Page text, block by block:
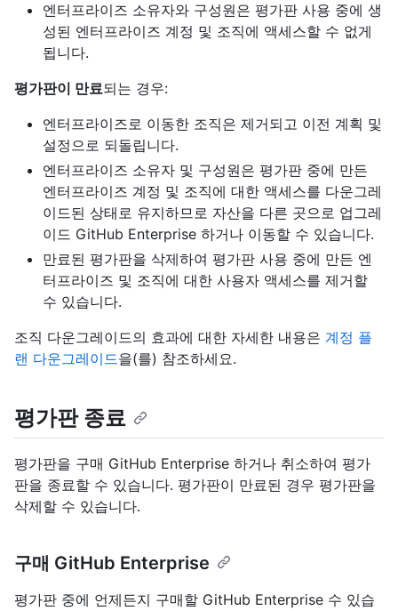
엔터프라이즈 소유자와 구성원은 평가판 사용 중에 생
성된 엔터프라이즈 계정 및 조직에 액세스할 수 없게
됩니다.
평가판이 만료되는 경우:
엔터프라이즈로 이동한 조직은 제거되고 이전 계획 및
설정으로 되돌립니다.
엔터프라이즈 소유자 및 구성원은 평가판 중에 만든
엔터프라이즈 계정 및 조직에 대한 액세스를 다운그레
이드된 상태로 유지하므로 자산을 다른 곳으로 업그레
이드 GitHub Enterprise 하거나 이동할 수 있습니다.
만료된 평가판을 삭제하여 평가판 사용 중에 만든 엔
터프라이즈 및 조직에 대한 사용자 액세스를 제거할
수 있습니다.
조직 다운그레이드의 효과에 대한 자세한 내용은 계정 플
랜 다운그레이드을(를) 참조하세요.
평가판 종료
평가판을 구매 GitHub Enterprise 하거나 취소하여 평가
판을 종료할 수 있습니다. 평가판이 만료된 경우 평가판을
삭제할 수 있습니다.
구매 GitHub Enterprise
평가판 중에 언제든지 구매할 GitHub Enterprise 수 있습